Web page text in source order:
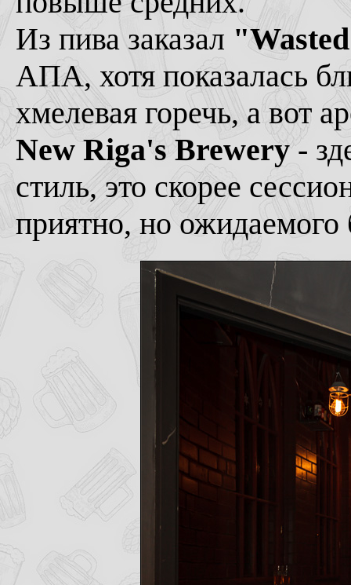
Из пива заказал
АПА, хотя показалась
хмелевая горечь, а вот
New Riga's Brewery-
стиль, это скорее
приятно, но ожидаемого